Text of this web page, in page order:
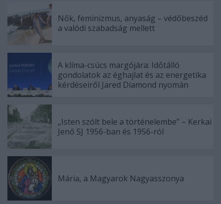
Nők, feminizmus, anyaság – védőbeszéd
a valódi szabadság mellett
A klíma-csúcs margójára: Időtálló
gondolatok az éghajlat és az energetika
kérdéseiről Jared Diamond nyomán
„Isten szólt bele a történelembe” – Kerkai
Jenő SJ 1956-ban és 1956-ról
Mária, a Magyarok Nagyasszonya